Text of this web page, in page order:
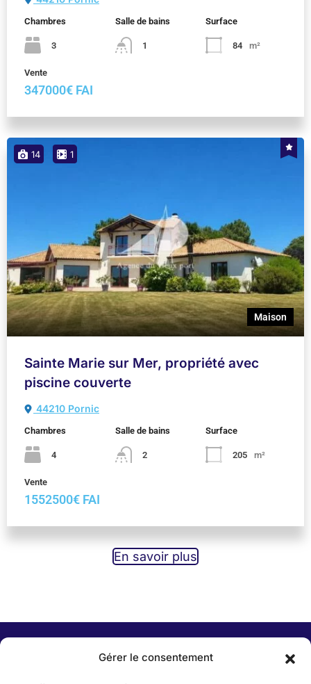
Gérer le consentement
Chambres
3
Salle de bains
1
Surface
84 m²
Vente
347000€ FAI
14 1
Maison
Sainte Marie sur Mer, propriété avec
piscine couverte
44210 Pornic
Chambres
4
Salle de bains
2
Surface
205 m²
Vente
1552500€ FAI
En savoir plus